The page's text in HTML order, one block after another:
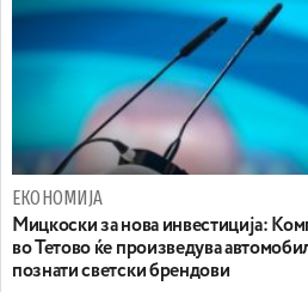
ЕКОНОМИЈА
Мицкоски за нова инвестиција:
во Тетово ќе произведува
познати светски брендови